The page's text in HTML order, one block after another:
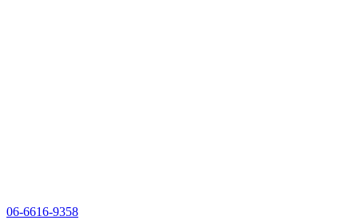
06-6616-9358